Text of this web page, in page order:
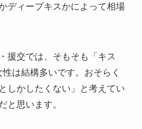
ディープキスかによって相場
援交では、そもそも「キス
は結構多いです。おそらく
しかしたくない」と考えてい
と思います。